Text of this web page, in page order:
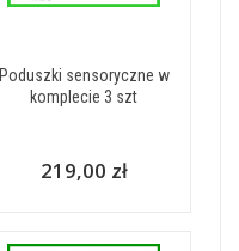
Poduszki sensoryczne w
komplecie 3 szt
219,00 zł